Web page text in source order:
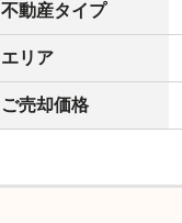
不動産タイプ
エリア
ご売却価格